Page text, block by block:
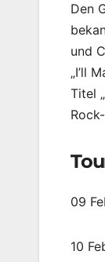
Den
und
„I’ll
Titel
09
10